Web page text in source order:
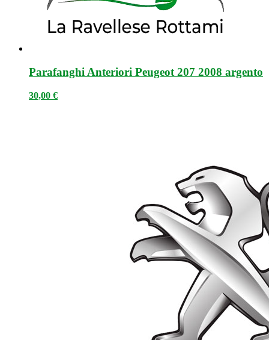
Parafanghi Anteriori Peugeot 207 2008 argento
30,00 €